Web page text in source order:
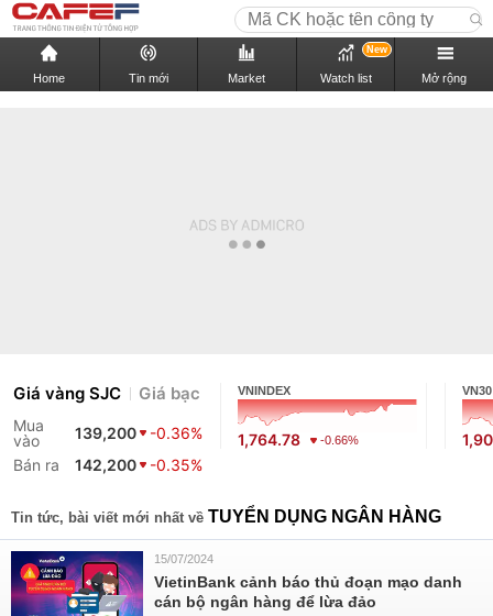
Home Tin mới Market Watch list
New
Mở rộng
Giá vàng SJC Giá bạc
Mua
vào
139,200
-0.36%
Bán ra
142,200 -0.35%
VNINDEX
1,764.78 -0.66%
VN30
Tin tức, bài viết mới nhất về TUYỂN DỤNG NGÂN HÀNG
15/07/2024
VietinBank cảnh báo thủ đoạn mạo danh
cán bộ ngân hàng để lừa đảo